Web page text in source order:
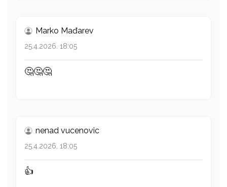
Marko Mađarev
25.4.2026. 18:05
🤔🤔🤔
nenad vucenovic
25.4.2026. 18:05
👍